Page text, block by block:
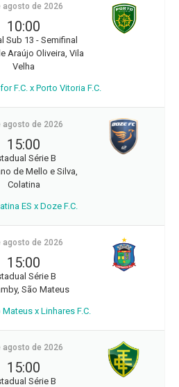
agosto de 2026
10:00
Sub 13 - Semifinal
Araújo Oliveira, Vila
Velha
F.C. x Porto Vitoria F.C.
agosto de 2026
15:00
Série B
de Mello e Silva,
Colatina
ES x Doze F.C.
agosto de 2026
15:00
Série B
São Mateus
x Linhares F.C.
agosto de 2026
15:00
Série B